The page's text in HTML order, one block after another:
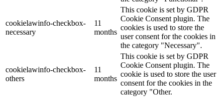
cookielawinfo-checkbox-
necessary
11
months
This cookie is set by GDPR
Cookie Consent plugin. The
cookies is used to store the
user consent for the cookies in
the category "Necessary".
cookielawinfo-checkbox-
others
11
months
This cookie is set by GDPR
Cookie Consent plugin. The
cookie is used to store the user
consent for the cookies in the
category "Other.